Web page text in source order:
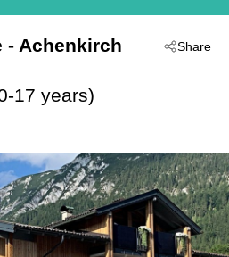
Share
- Achenkirch
17 years)